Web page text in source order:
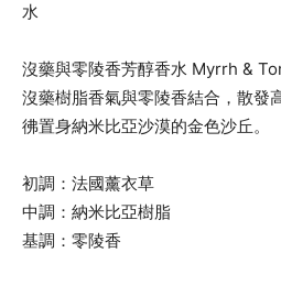
水
沒藥與零陵香芳醇香水 Myrrh &
沒藥樹脂香氣與零陵香結合，散發
彿置身納米比亞沙漠的金色沙丘。
初調：法國薰衣草
中調：納米比亞樹脂
基調：零陵香